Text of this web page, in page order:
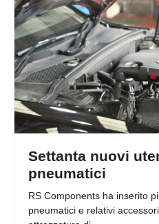
Settanta nuovi
pneumatici
RS Components ha inserito
pneumatici e relativi